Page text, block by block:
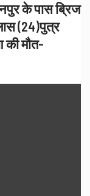
के पास ब्रिज
(24)पुत्र
की मौत-